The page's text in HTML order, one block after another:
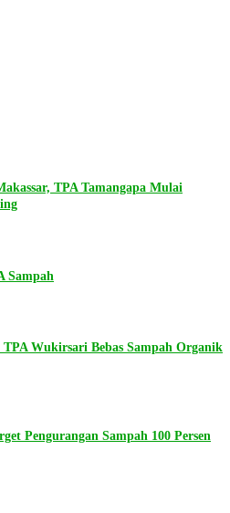
TPA Tamangapa Mulai
Sampah
Wukirsari Bebas Sampah Organik
Pengurangan Sampah 100 Persen